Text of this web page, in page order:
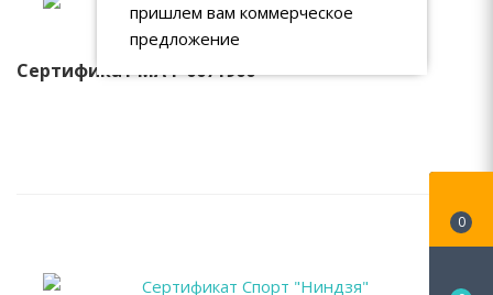
Сертификат МАФ 0071900
0
пришлем вам коммерческое
предложение